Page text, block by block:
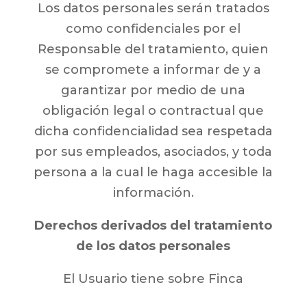
Los datos personales serán tratados
como confidenciales por el
Responsable del tratamiento, quien
se compromete a informar de y a
garantizar por medio de una
obligación legal o contractual que
dicha confidencialidad sea respetada
por sus empleados, asociados, y toda
persona a la cual le haga accesible la
información.
Derechos derivados del tratamiento
de los datos personales
El Usuario tiene sobre Finca